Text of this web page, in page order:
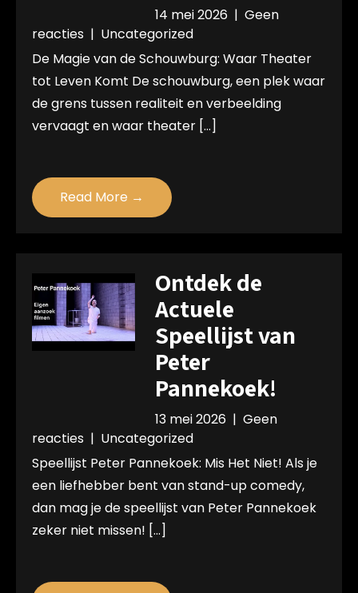
14 mei 2026 | Geen
reacties | Uncategorized
De Magie van de Schouwburg: Waar Theater
tot Leven Komt De schouwburg, een plek waar
de grens tussen realiteit en verbeelding
vervaagt en waar theater […]
Read More →
Ontdek de
Actuele
Speellijst van
Peter
Pannekoek!
13 mei 2026 | Geen
reacties | Uncategorized
Speellijst Peter Pannekoek: Mis Het Niet! Als je
een liefhebber bent van stand-up comedy,
dan mag je de speellijst van Peter Pannekoek
zeker niet missen! […]